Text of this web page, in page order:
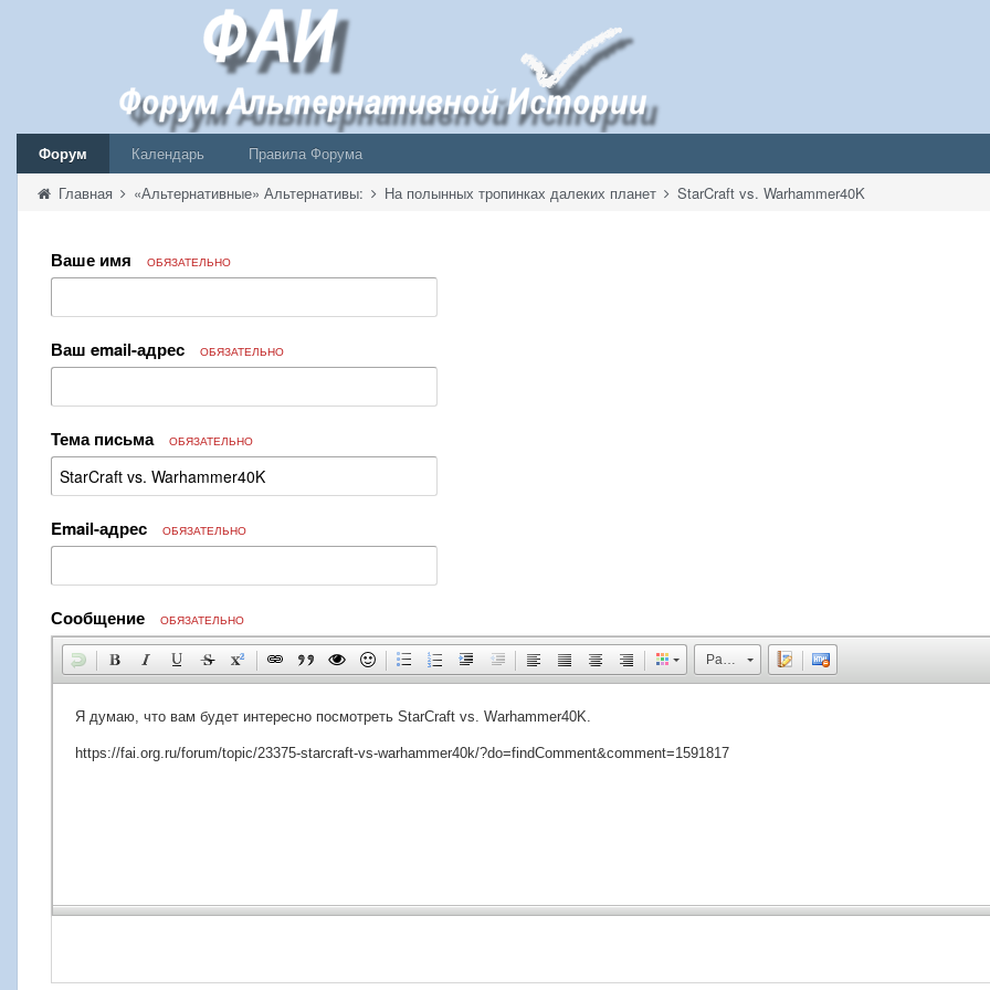
Форум Календарь
Правила Форума
Главная «Альтернативные» Альтернативы: На полынных тропинках далеких планет StarCraft vs. Warhammer40K
Ваше имя ОБЯЗАТЕЛЬНО
Ваш email-адрес ОБЯЗАТЕЛЬНО
Тема письма ОБЯЗАТЕЛЬНО
Email-адрес ОБЯЗАТЕЛЬНО
Сообщение ОБЯЗАТЕЛЬНО
Размер